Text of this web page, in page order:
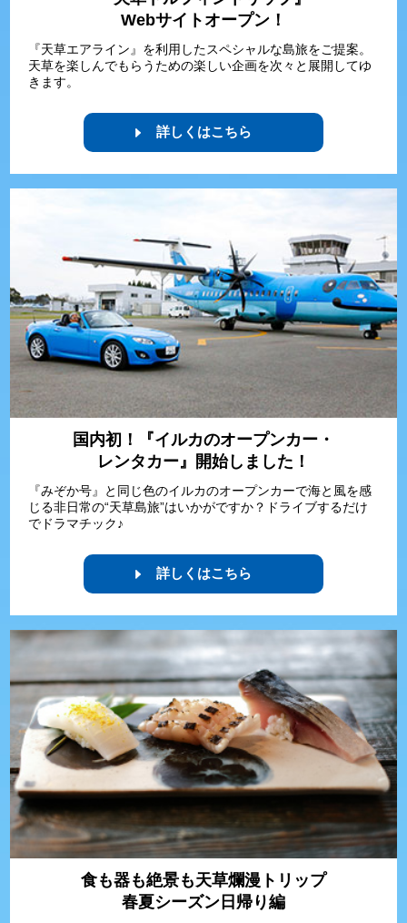
Webサイトオープン！
『天草エアライン』を利用したスペシャルな島旅をご提案。
天草を楽しんでもらうための楽しい企画を次々と展開してゆ
きます。
詳しくはこちら
国内初！『イルカのオープンカー・
レンタカー』開始しました！
『みぞか号』と同じ色のイルカのオープンカーで海と風を感
じる非日常の“天草島旅”はいかがですか？ドライブするだけ
でドラマチック♪
詳しくはこちら
食も器も絶景も天草爛漫トリップ
春夏シーズン日帰り編